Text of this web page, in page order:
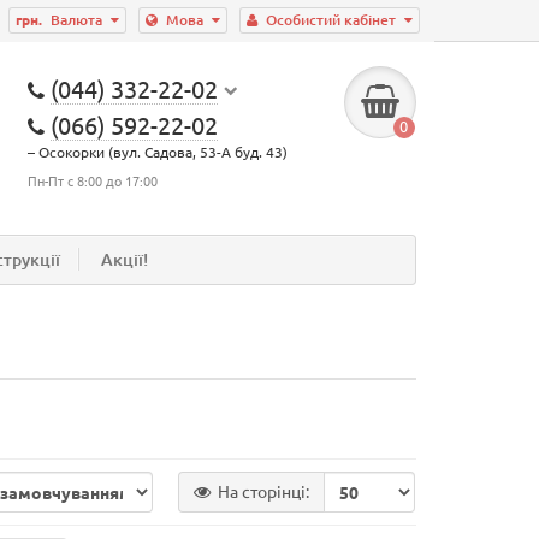
Особистий кабінет
Мова
грн. Валюта
(044) 332-22-02
(066) 592-22-02
– Осокорки (вул. Садова, 53-А буд. 43)
Пн-Пт с 8:00 до 17:00
0
Акції!
На сторінці: